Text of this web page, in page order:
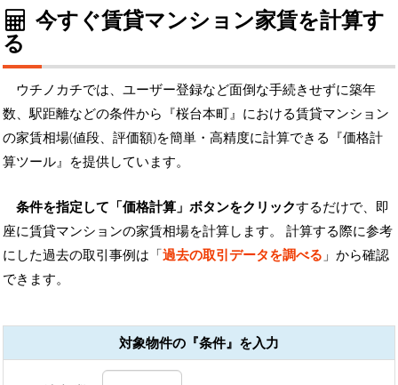
今すぐ賃貸マンション家賃を計算す
る
ウチノカチでは、ユーザー登録など面倒な手続きせずに築年
数、駅距離などの条件から『桜台本町』における賃貸マンション
の家賃相場(値段、評価額)を簡単・高精度に計算できる『価格計
算ツール』を提供しています。
条件を指定して「価格計算」ボタンをクリックするだけで、即
座に賃貸マンションの家賃相場を計算します。 計算する際に参考
にした過去の取引事例は「過去の取引データを調べる 」から確認
できます。
対象物件の『条件』を入力